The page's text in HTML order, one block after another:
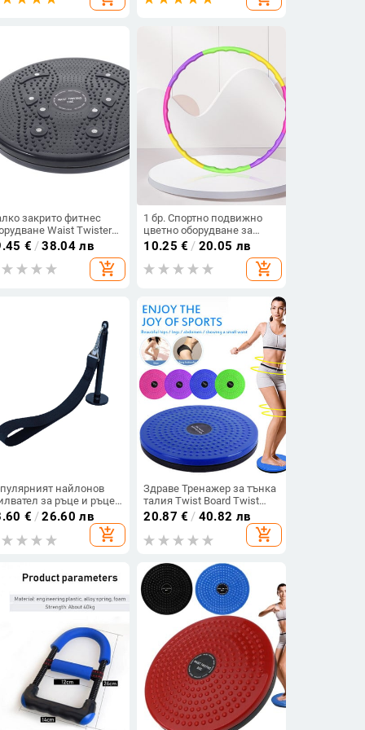
на
закрито фитнес
Waist Twister
Twister Степер
устройство
инструмент
за талия
€ /38.04 лв
add_shopping_cart
1 бр. Спортно подвижно
цветно оборудване за
обръчи за деца
Преносими упражнения
Пластмасови фитнес
тренировки Най-добрите
10.25 € / 20.05 лв
add_shopping_cart
найлонов
за ръце и ръце
за пръсти и
развива
€ /26.60 лв
add_shopping_cart
Здраве Тренажер за тънка
талия Twist Board Twist
disk Waist Wriggling plate
отслабване на краката
фитнес
20.87 € / 40.82 лв
add_shopping_cart